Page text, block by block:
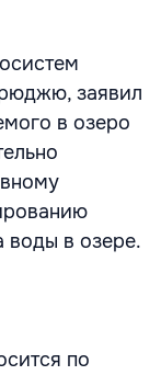
заявил
в озеро
воды в озере.
по